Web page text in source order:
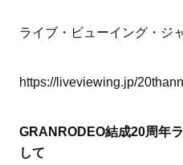
ス学」
ライブ・ビューイング・ジ
https://liveviewing.jp/
GRANRODEO結成20周年
して